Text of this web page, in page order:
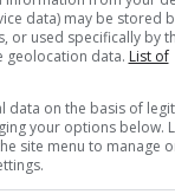
data) may be stored
or used specifically by
geolocation data. List of
data on the basis of
your options below.
site menu to manage